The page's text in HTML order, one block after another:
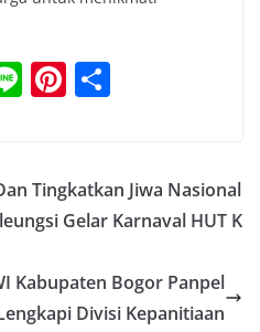
Li Pi
e
st
e
Tingkatkan Jiwa Nasional
Gelar Karnaval HUT K
Kabupaten Bogor Panpel
Divisi Kepanitiaan